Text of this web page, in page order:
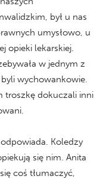
był u nas
umysłowo, u
opieki lekarskiej.
w jednym z
wychowankowie.
troszkę dokuczali inni
Koledzy
się nim. Anita
coś tłumaczyć,